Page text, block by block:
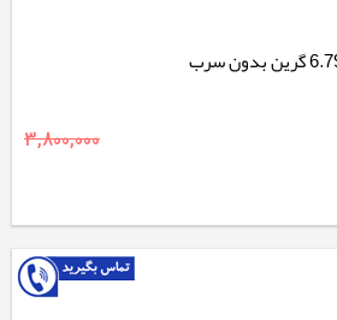
3,800,000